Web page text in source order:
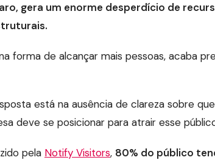
gera um enorme desperdício de
forma de alcançar mais pessoas, acaba
está na ausência de clareza sobre
deve se posicionar para atrair esse
pela Notify Visitors, 80% do público